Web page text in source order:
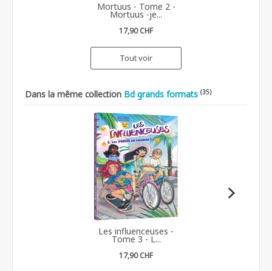
Mortuus - Tome 2 -
Mortuus -je...
17,90 CHF
Tout voir
Dans la même collection Bd grands formats (35)
Les influenceuses -
Tome 3 - L...
17,90 CHF